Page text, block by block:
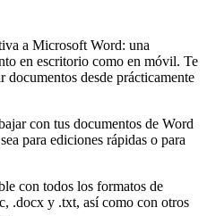
a Microsoft Word: una
en escritorio como en móvil. Te
desde prácticamente
con tus documentos de Word
para ediciones rápidas o para
con todos los formatos de
.docx y .txt, así como con otros